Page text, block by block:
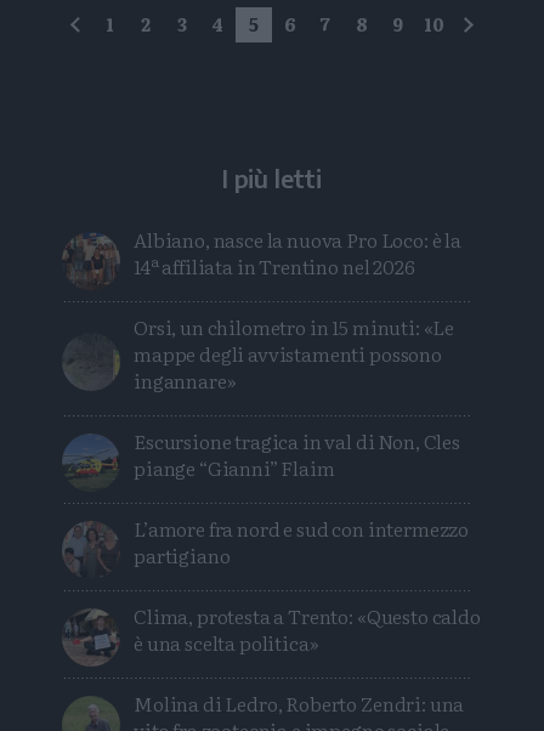
precedente
1 2 3 4 5 6 7 8 9 10
I più letti
Albiano, nasce la nuova Pro Loco: è la
14ª affiliata in Trentino nel 2026
Orsi, un chilometro in 15 minuti: «Le
mappe degli avvistamenti possono
ingannare»
Escursione tragica in val di Non, Cles
piange “Gianni” Flaim
L’amore fra nord e sud con intermezzo
partigiano
Clima, protesta a Trento: «Questo caldo
è una scelta politica»
Molina di Ledro, Roberto Zendri: una